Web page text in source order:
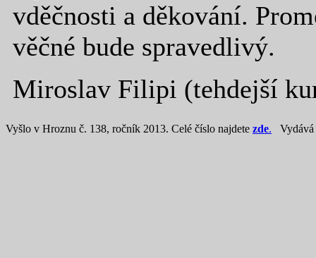
vděčnosti a děkování.
věčné bude spravedlivý.
Miroslav Filipi (tehdejší
Vyšlo v Hroznu č. 138, ročník 2013. Celé číslo najdete zde. Vydává